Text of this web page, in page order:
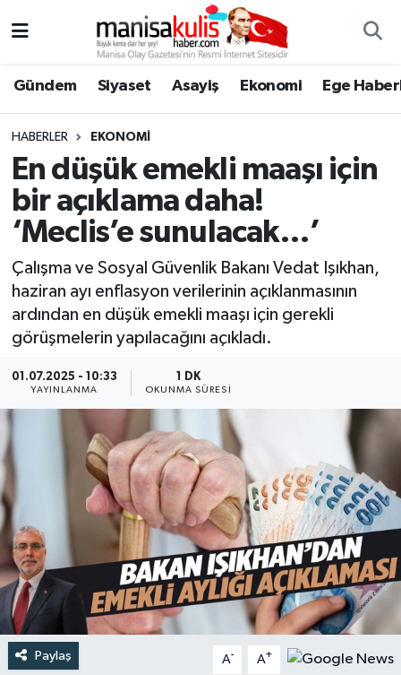
Gündem Siyaset Asayiş Ekonomi Ege
HABERLER EKONOMI
En düşük emekli maaşı için
bir açıklama daha!
‘Meclis’e sunulacak…’
Çalışma ve Sosyal Güvenlik Bakanı Vedat Işıkhan,
haziran ayı enflasyon verilerinin açıklanmasının
ardından en düşük emekli maaşı için gerekli
görüşmelerin yapılacağını açıkladı.
01.07.2025 - 10:33
YAYINLANMA
1 DK
OKUNMA SÜRESI
Paylaş A- A+
Ege Haberleri
Ekonomi
Genel
Resmi İlan
Siyaset
Spor
Türkiye
Yaşam
Yunusemre Hava Durumu
Yunusemre Trafik Yoğunluk Haritası
Süper Lig Puan Durumu ve Fikstür
Son Dakika Haberleri
Haber Arşivi